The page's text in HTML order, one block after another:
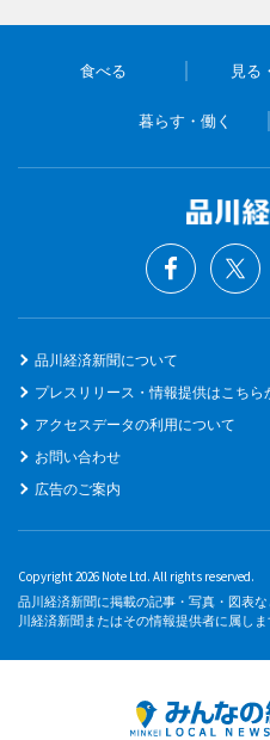
食べる 見る
暮らす・働く
品川経済新聞について
プレスリリース・情報提供はこちら
アクセスデータの利用について
お問い合わせ
広告のご案内
Copyright 2026 Note Ltd. All rights reserved.
品川経済新聞に掲載の記事・写真・図表
川経済新聞またはその情報提供者に属しま